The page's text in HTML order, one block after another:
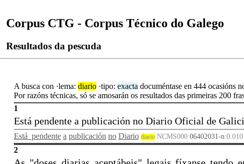
Corpus CTG - Corpus Técnico do Galego
Resultados da pescuda
A busca con ·lema: diario·tipo: exacta documéntase en 444 ocasións
Por razóns técnicas, só se amosarán os resultados das primeiras 200
1
Está pendente a publicación no Diario Oficial de
Está_pendente a publicación no Diario diarioNCMS000 06402031-n
2